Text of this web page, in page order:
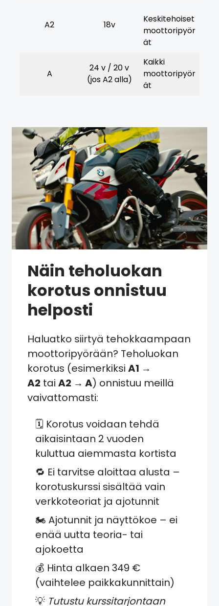
A2 18v
Keskitehoiset
moottoripyör
ät
A
24 v / 20 v
(jos A2 alla)
Kaikki
moottoripyör
ät
Näin teholuokan
korotus onnistuu
helposti
Haluatko siirtyä tehokkaampaan
moottoripyörään? Teholuokan
korotus (esimerkiksi A1 →
A2 tai A2 → A) onnistuu meillä
vaivattomasti:
🗓️ Korotus voidaan tehdä
aikaisintaan 2 vuoden
kuluttua aiemmasta kortista
🔁 Ei tarvitse aloittaa alusta –
korotuskurssi sisältää vain
verkkoteoriat ja ajotunnit
🏍️ Ajotunnit ja näyttökoe – ei
enää uutta teoria- tai
ajokoetta
💰 Hinta alkaen 349 €
(vaihtelee paikkakunnittain)
💡 Tutustu kurssitarjontaan